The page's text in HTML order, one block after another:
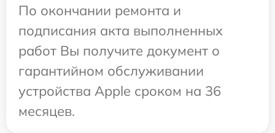
По окончании ремонта и
подписания акта выполненных
работ Вы получите документ о
гарантийном обслуживании
устройства Apple сроком на 36
месяцев.